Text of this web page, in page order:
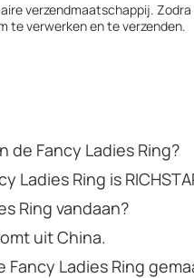
verzendmaatschappij.
te verwerken en te verzenden.
de Fancy Ladies Ring?
Ladies Ring is
Ring vandaan?
uit China.
Fancy Ladies Ring